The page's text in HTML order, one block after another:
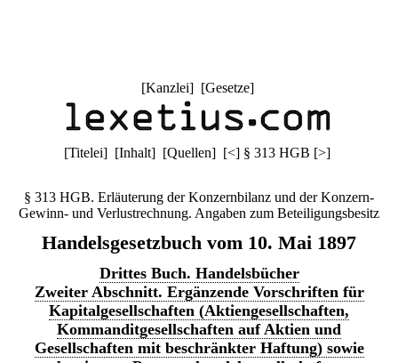
[Kanzlei] [Gesetze]
[Titelei] [Inhalt] [Quellen] [<] § 313 HGB [>]
§ 313 HGB. Erläuterung der Konzernbilanz und der Konzern-
Gewinn- und Verlustrechnung. Angaben zum Beteiligungsbesitz
Handelsgesetzbuch vom 10. Mai 1897
Drittes Buch. Handelsbücher
Zweiter Abschnitt. Ergänzende Vorschriften für
Kapitalgesellschaften (Aktiengesellschaften,
Kommanditgesellschaften auf Aktien und
Gesellschaften mit beschränkter Haftung) sowie